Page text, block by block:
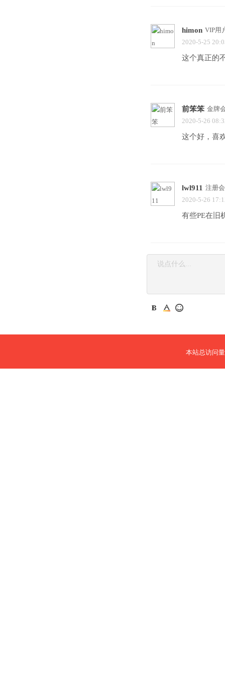
himon VIP用
2020-5-25
这个真正的
前笨笨 金牌
2020-5-26
这个好，喜
lwl911 注册
2020-5-26
有些PE在旧
本站总访问